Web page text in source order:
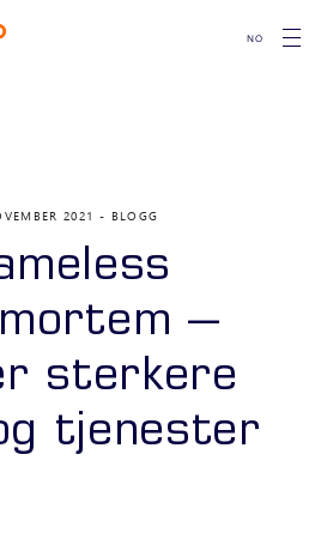
NO
2021 BLOGG
–
sterkere
tjenester